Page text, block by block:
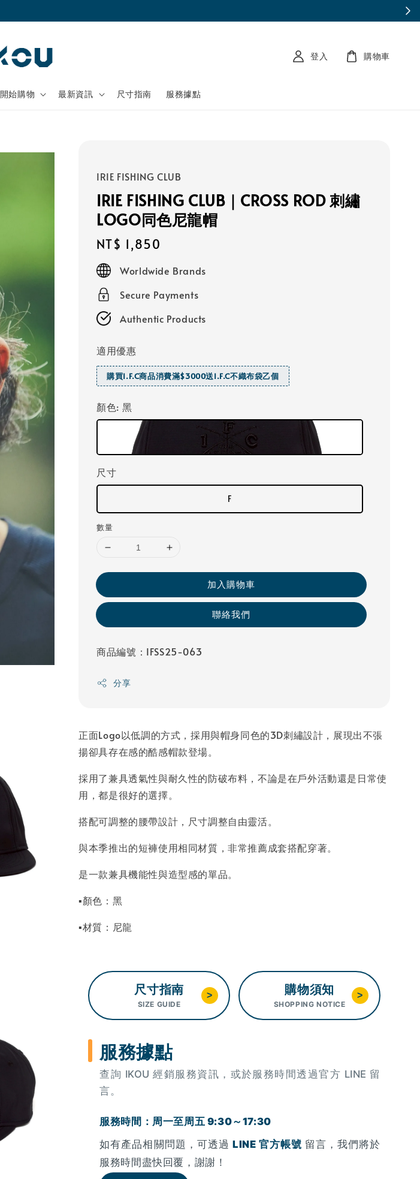
開始購物 最新資訊 尺寸指南 服務據點
登入 購物車
IRIE FISHING CLUB
IRIE FISHING CLUB｜CROSS ROD 刺繡
LOGO同色尼龍帽
Regular
price
NT$ 1,850
Worldwide Brands
Secure Payments
Authentic Products
適用優惠
購買I.F.C商品消費滿$3000送I.F.C不織布袋乙個
顏色: 黑
尺寸
F
數量
加入購物車
聯絡我們
商品編號：IFSS25-063
分享
正面Logo以低調的方式，採用與帽身同色的3D刺繡設計，展現出不張
揚卻具存在感的酷感帽款登場。
採用了兼具透氣性與耐久性的防破布料，不論是在戶外活動還是日常使
用，都是很好的選擇。
搭配可調整的腰帶設計，尺寸調整自由靈活。
與本季推出的短褲使用相同材質，非常推薦成套搭配穿著。
是一款兼具機能性與造型感的單品。
▪顏色：黑
▪材質：尼龍
尺寸指南
SIZE GUIDE
> 購物須知
SHOPPING NOTICE
>
服務據點
查詢 IKOU 經銷服務資訊，或於服務時間透過官方 LINE 留
言。
服務時間：周一至周五 9:30～17:30
如有產品相關問題，可透過LINE 官方帳號 留言，我們將於
服務時間盡快回覆，謝謝！